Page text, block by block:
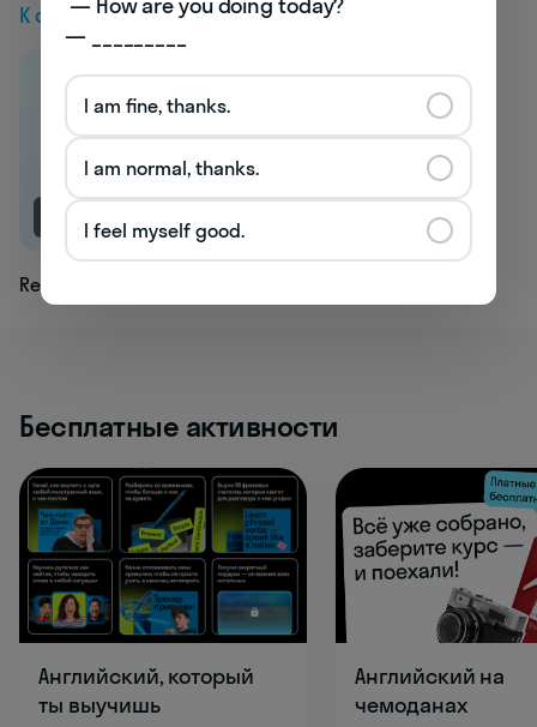
К следующей статье
NEW
Recompose
Бесплатные активности
Английский, который
ты выучишь
Английский на
чемоданах
— _________
I am fine, thanks.
I am normal, thanks.
I feel myself good.